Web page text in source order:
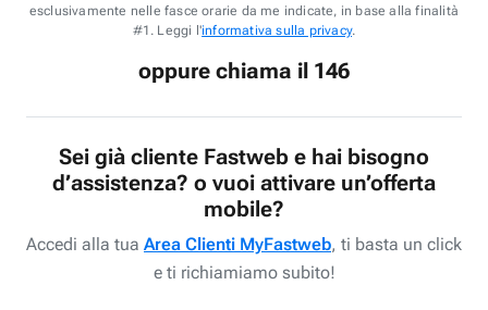
esclusivamente nelle fasce orarie da me indicate, in base alla finalità
#1. Leggi l'informativa sulla privacy.
oppure chiama il 146
Sei già cliente Fastweb e hai bisogno
d’assistenza? o vuoi attivare un’offerta
mobile?
Accedi alla tua Area Clienti MyFastweb, ti basta un click
e ti richiamiamo subito!